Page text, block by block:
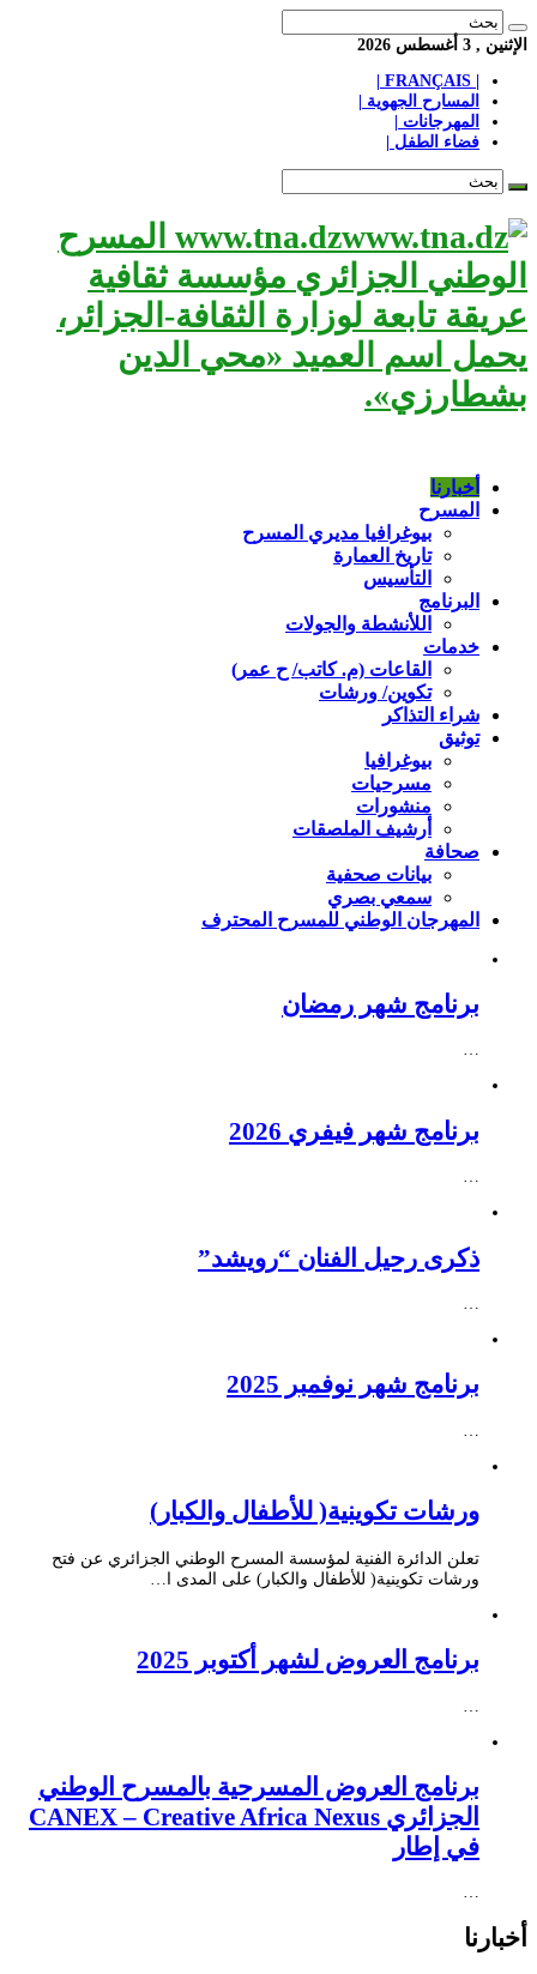
الإثنين , 3 أغسطس 2026
المسارح الجهوية |
المهرجانات |
فضاء الطفل |
www.tna.dz المسرح
الوطني الجزائري مؤسسة ثقافية
عريقة تابعة لوزارة الثقافة-الجزائر،
يحمل اسم العميد «محي الدين
بشطارزي».
أخبارنا
المسرح
بيوغرافيا مديري المسرح
تاريخ العمارة
التأسيس
البرنامج
اللأنشطة والجولات
خدمات
القاعات (م. كاتب/ ح عمر)
تكوين/ ورشات
شراء التذاكر
توثيق
بيوغرافيا
مسرحيات
منشورات
أرشيف الملصقات
صحافة
بيانات صحفية
سمعي بصري
المهرجان الوطني للمسرح المحترف
برنامج شهر رمضان
…
برنامج شهر فيفري 2026
…
ذكرى رحيل الفنان “رويشد”
…
برنامج شهر نوفمبر 2025
ورشات تكوينية( للأطفال والكبار)
تعلن الدائرة الفنية لمؤسسة المسرح الوطني الجزائري عن فتح
ورشات تكوينية( للأطفال والكبار) على المدى ا…
برنامج العروض لشهر أكتوبر 2025
برنامج العروض المسرحية بالمسرح الوطني
الجزائري CANEX – Creative Africa Nexus
في إطار
…
أخبارنا